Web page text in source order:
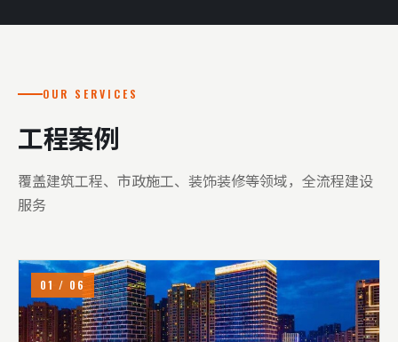
build@sphericalinstitute.com
周一至周六 8:00-18:00
建筑工程 · 市政施工 · 装饰装修
OUR SERVICES
工程案例
覆盖建筑工程、市政施工、装饰装修等领域，全流程建设
服务
01 / 06